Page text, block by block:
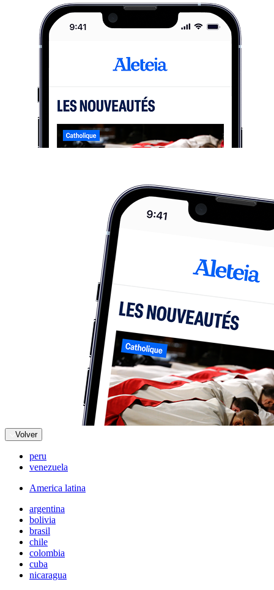
Volver
peru
venezuela
America latina
argentina
bolivia
brasil
chile
colombia
cuba
nicaragua